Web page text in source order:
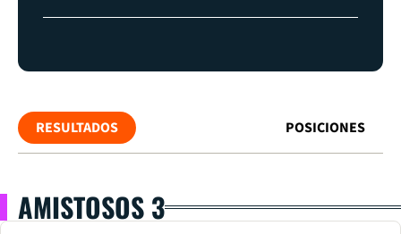
RESULTADOS POSICIONES
AMISTOSOS 3